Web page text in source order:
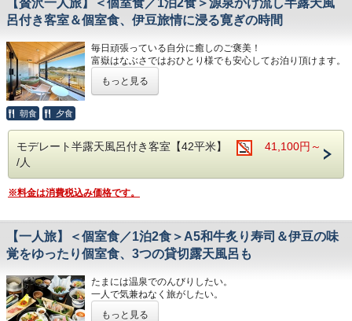
い。
１．デザートプレート 3,000円（夕食時のご提供・ご指定の
２．花束 4,400円（お渡しするタイミングと好みのお色など
リクエストを承ります）
◆お部屋のタオルアート演出について
※オプションのご注文分は当日現地にて別途お支払いをお願
い致します。
呂付き客室＆個室食、伊豆旅情に浸る寛ぎの時間
毎日頑張っている自分に癒しのご褒美！
富嶽はなぶさではおひとり様でも安心してお泊り頂けます。
源泉かけ流しの半露天風呂付きのプレミアムルームを独り占
め。
お楽しみの夕食は、他のお客様と一緒にならず、気兼ねなく
「伊豆会席」
って料理いたします。
メインは「静岡産A5和牛の炙り寿司」。
地元のブランド和牛「しずおか和牛 頂上」を
当館の料理人が自らお客様の目の前で炙り鮨をお造りしま
そのほか、近海で獲れた魚介を中心とした新鮮なお刺身、
地元・韮山で育ったトマトのワイン煮、
〆は、富嶽はなぶさ名物、本山葵をすりおろしてご飯に乗せ
もっと見る
朝食 夕食
モデレート半露天風呂付き客室【42平米】
41,100円～
/人
※料金は消費税込み価格です。
【一人旅】＜個室食／1泊2食＞A5和牛炙り寿司＆伊豆の味
覚をゆったり個室食、3つの貸切露天風呂も
たまには温泉でのんびりしたい。
一人で気兼ねなく旅がしたい。
もっと見る